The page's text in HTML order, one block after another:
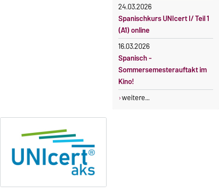
24.03.2026
Spanischkurs UNIcert I/ Teil 1
(A1) online
16.03.2026
Spanisch -
Sommersemesterauftakt im
Kino!
weitere...